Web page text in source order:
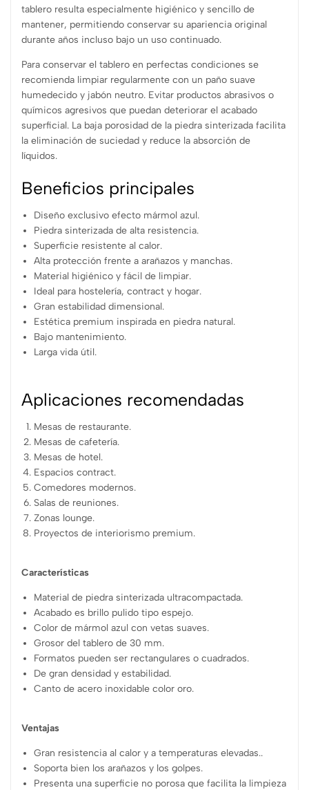
tablero resulta especialmente higiénico y sencillo de
mantener, permitiendo conservar su apariencia original
durante años incluso bajo un uso continuado.
Para conservar el tablero en perfectas condiciones se
recomienda limpiar regularmente con un paño suave
humedecido y jabón neutro. Evitar productos abrasivos o
químicos agresivos que puedan deteriorar el acabado
superficial. La baja porosidad de la piedra sinterizada facilita
la eliminación de suciedad y reduce la absorción de
líquidos.
Beneficios principales
Diseño exclusivo efecto mármol azul.
Piedra sinterizada de alta resistencia.
Superficie resistente al calor.
Alta protección frente a arañazos y manchas.
Material higiénico y fácil de limpiar.
Ideal para hostelería, contract y hogar.
Gran estabilidad dimensional.
Estética premium inspirada en piedra natural.
Bajo mantenimiento.
Larga vida útil.
Aplicaciones recomendadas
Mesas de restaurante.
Mesas de cafetería.
Mesas de hotel.
Espacios contract.
Comedores modernos.
Salas de reuniones.
Zonas lounge.
Proyectos de interiorismo premium.
Características
Material de piedra sinterizada ultracompactada.
Acabado es brillo pulido tipo espejo.
Color de mármol azul con vetas suaves.
Grosor del tablero de 30 mm.
Formatos pueden ser rectangulares o cuadrados.
De gran densidad y estabilidad.
Canto de acero inoxidable color oro.
Ventajas
Gran resistencia al calor y a temperaturas elevadas..
Soporta bien los arañazos y los golpes.
Presenta una superficie no porosa que facilita la limpieza